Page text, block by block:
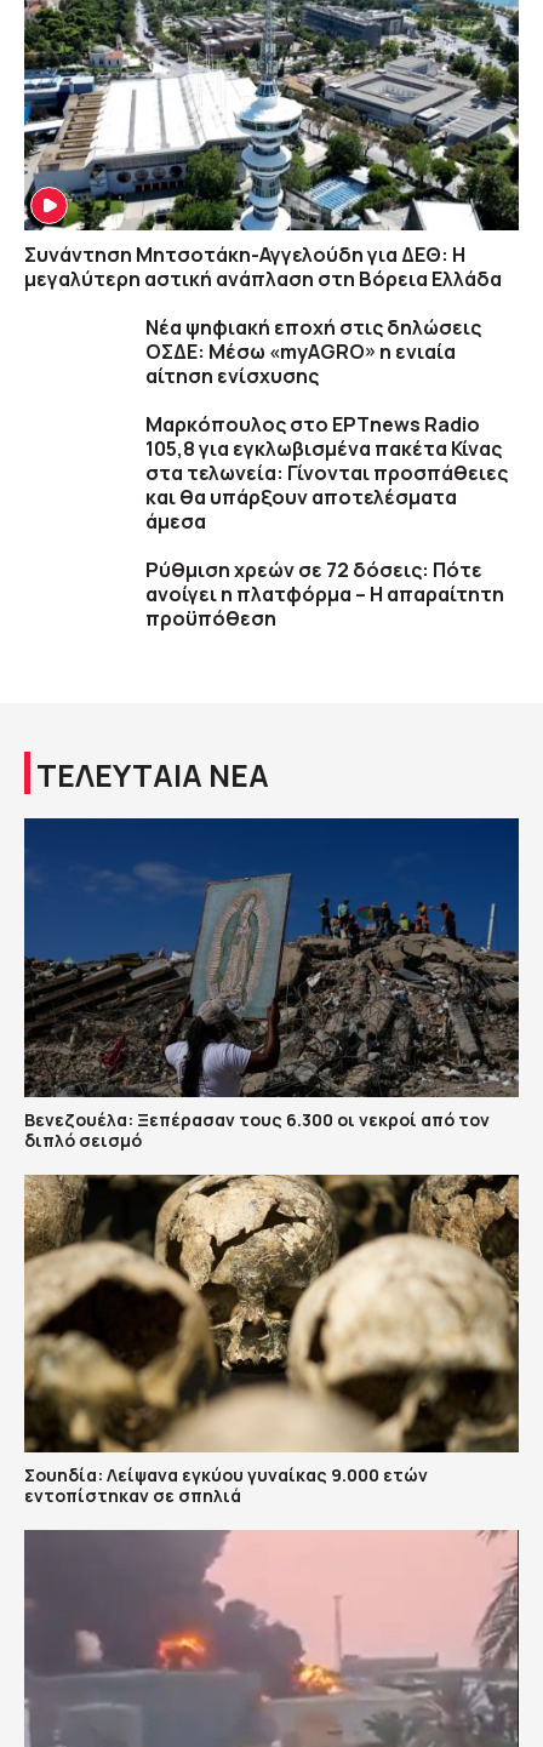
Συνάντηση Μητσοτάκη-Αγγελούδη για ΔΕΘ: Η
μεγαλύτερη αστική ανάπλαση στη Βόρεια Ελλάδα
Νέα ψηφιακή εποχή στις δηλώσεις
ΟΣΔΕ: Μέσω «myAGRO» η ενιαία
αίτηση ενίσχυσης
Μαρκόπουλος στο ΕΡΤnews Radio
105,8 για εγκλωβισμένα πακέτα Κίνας
στα τελωνεία: Γίνονται προσπάθειες
και θα υπάρξουν αποτελέσματα
άμεσα
Ρύθμιση χρεών σε 72 δόσεις: Πότε
ανοίγει η πλατφόρμα – Η απαραίτητη
προϋπόθεση
ΤΕΛΕΥΤΑΙΑ ΝΕΑ
Βενεζουέλα: Ξεπέρασαν τους 6.300 οι νεκροί από τον
διπλό σεισμό
Σουηδία: Λείψανα εγκύου γυναίκας 9.000 ετών
εντοπίστηκαν σε σπηλιά